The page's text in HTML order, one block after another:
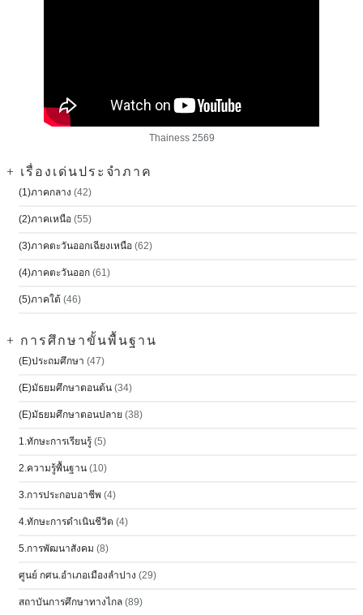
Thainess 2569
+ เรื่องเด่นประจำภาค
(1)ภาคกลาง (42)
(2)ภาคเหนือ (55)
(3)ภาคตะวันออกเฉียงเหนือ (62)
(4)ภาคตะวันออก (61)
(5)ภาคใต้ (46)
+ การศึกษาขั้นพื้นฐาน
(E)ประถมศึกษา (47)
(E)มัธยมศึกษาตอนต้น (34)
(E)มัธยมศึกษาตอนปลาย (38)
1.ทักษะการเรียนรู้ (5)
2.ความรู้พื้นฐาน (10)
3.การประกอบอาชีพ (4)
4.ทักษะการดำเนินชีวิต (4)
5.การพัฒนาสังคม (8)
ศูนย์ กศน.อำเภอเมืองลำปาง (29)
สถาบันการศึกษาทางไกล (89)